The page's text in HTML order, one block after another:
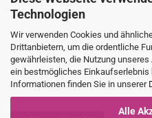
Technologien
Wir verwenden Cookies und
Drittanbietern, um die ordentliche
gewährleisten, die Nutzung
ein bestmögliches Einkaufserlebnis
Informationen finden Sie in unserer
Alle
Cookie Einstellungen